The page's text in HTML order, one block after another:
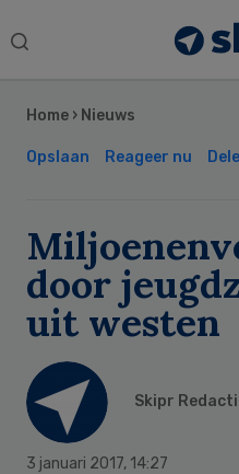
Search
Home › Nieuws
Opslaan Reageer nu
door
uit westen
Skipr
3 januari 2017, 14:27
Sidebar